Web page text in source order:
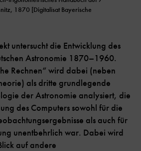
1870 [Digitalisat Bayerische
untersucht die Entwicklung des
Astronomie 1870–1960.
Rechnen“ wird dabei (neben
als dritte grundlegende
der Astronomie analysiert, die
des Computers sowohl für die
als auch für
unentbehrlich war. Dabei wird
auf andere